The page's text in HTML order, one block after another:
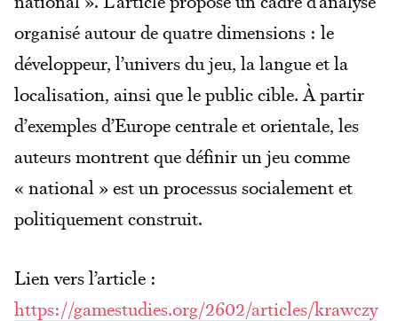
organisé autour de quatre dimensions : le
développeur, l’univers du jeu, la langue et la
localisation, ainsi que le public cible. À partir
d’exemples d’Europe centrale et orientale, les
auteurs montrent que définir un jeu comme
« national » est un processus socialement et
politiquement construit.
Lien vers l’article :
https://gamestudies.org/2602/articles/krawczy